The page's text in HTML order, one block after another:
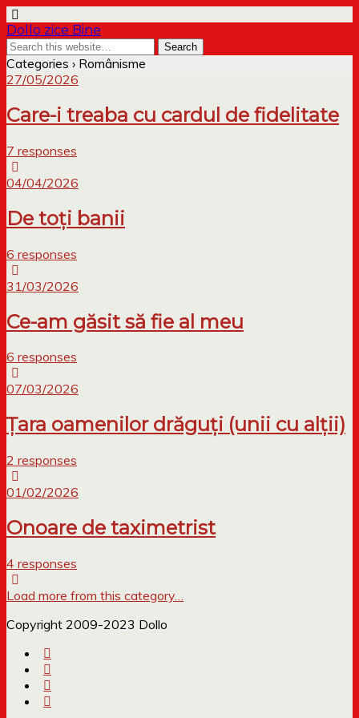
Dollo zice Bine
Categories › Românisme
27/05/2026
Care-i treaba cu cardul de fidelitate
7 responses
04/04/2026
De toți banii
6 responses
31/03/2026
Ce-am găsit să fie al meu
6 responses
07/03/2026
Țara oamenilor drăguți (unii cu alții)
2 responses
01/02/2026
Onoare de taximetrist
4 responses
Load more from this category…
Copyright 2009-2023 Dollo